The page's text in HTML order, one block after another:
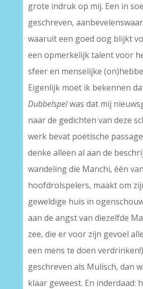
grote indruk op mij. Een in
geschreven,
waaruit een goed oog blijkt
een opmerkelijk talent voor
sfeer en menselijke
Eigenlijk moet ik bekennen
Dubbelspelwas dat mij
naar de gedichten van deze
werk bevat poëtische
denke alleen al aan de
wandeling die Manchi, één
hoofdrolspelers, maakt om
geweldige huis in
aan de angst van diezelfde
zee, die er voor zijn gevoel
een mens te doen
geschreven als Mulisch, dan
klaar geweest. En inderdaad: